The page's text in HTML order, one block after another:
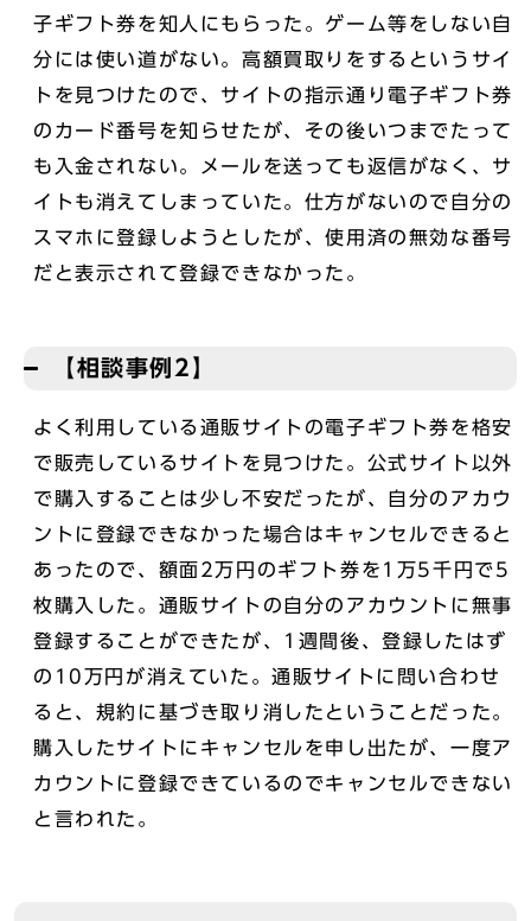
子ギフト券を知人にもらった。ゲーム等をしない自
分には使い道がない。高額買取りをするというサイ
トを見つけたので、サイトの指示通り電子ギフト券
のカード番号を知らせたが、その後いつまでたって
も入金されない。メールを送っても返信がなく、サ
イトも消えてしまっていた。仕方がないので自分の
スマホに登録しようとしたが、使用済の無効な番号
だと表示されて登録できなかった。
【相談事例2】
よく利用している通販サイトの電子ギフト券を格安
で販売しているサイトを見つけた。公式サイト以外
で購入することは少し不安だったが、自分のアカウ
ントに登録できなかった場合はキャンセルできると
あったので、額面2万円のギフト券を1万5千円で5
枚購入した。通販サイトの自分のアカウントに無事
登録することができたが、1週間後、登録したはず
の10万円が消えていた。通販サイトに問い合わせ
ると、規約に基づき取り消したということだった。
購入したサイトにキャンセルを申し出たが、一度ア
カウントに登録できているのでキャンセルできない
と言われた。